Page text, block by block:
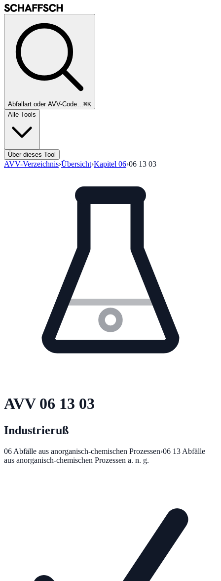
Abfallart oder AVV-Code…⌘K
Alle Tools
Über dieses Tool
AVV-Verzeichnis›Übersicht›Kapitel 06›06 13 03
AVV 06 13 03
Industrieruß
06 Abfälle aus anorganisch-chemischen Prozessen›06 13 Abfälle
aus anorganisch-chemischen Prozessen a. n. g.